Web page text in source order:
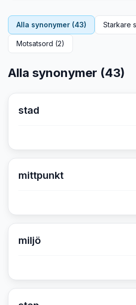
Alla synonymer (43) Starkare
Motsatsord (2)
Alla synonymer (43)
stad
mittpunkt
miljö